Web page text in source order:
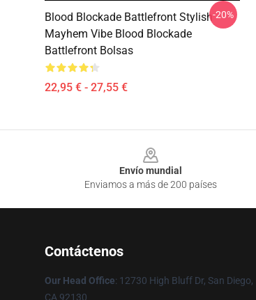
Blood Blockade Battlefront Stylish
Mayhem Vibe Blood Blockade
Battlefront Bolsas
22,95 € - 27,55 €
-20%
Envío mundial
Enviamos a más de 200 países
Contáctenos
Our Head Office: 12730 High Bluff Dr, San Diego,
CA 92130